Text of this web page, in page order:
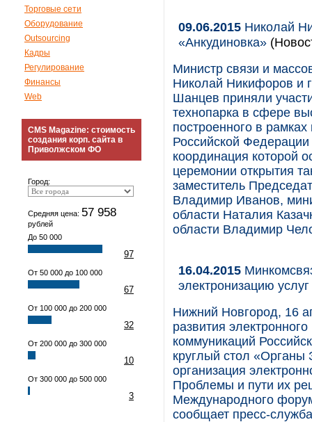
Торговые сети
Оборудование
Outsourcing
Кадры
Регулирование
Финансы
Web
CMS Magazine: стоимость
создания корп. сайта в
Приволжском ФО
Город:
Средняя цена: 57 958
рублей
До 50 000
97
От 50 000 до 100 000
67
От 100 000 до 200 000
32
От 200 000 до 300 000
10
От 300 000 до 500 000
3
09.06.2015 Николай
«Анкудиновка»
Министр связи и
Николай Никифоров и
Шанцев приняли
технопарка в сфере
построенного в
Российской
координация которой
церемонии открытия
заместитель
Владимир Иванов,
области Наталия
области Владимир
16.04.2015
электронизацию
Нижний Новгород, 16
развития
коммуникаций
круглый стол «Органы
организация
Проблемы и пути их
Международного
сообщает пресс-